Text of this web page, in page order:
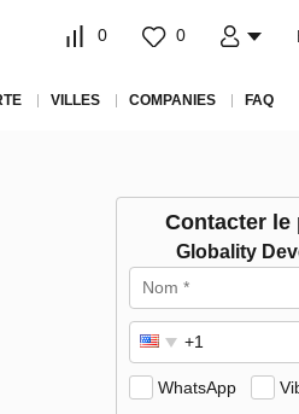
0 0
VILLES COMPANIES FAQ
Contacter le
Globality
WhatsApp